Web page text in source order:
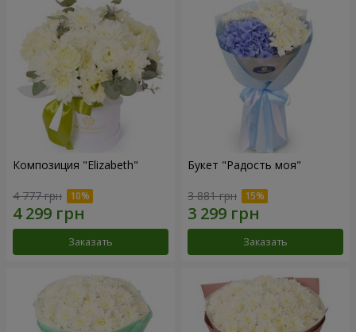
Композиция "Elizabeth"
4 777 грн
Заказать
Букет "Радость моя"
3 881 грн
Заказать